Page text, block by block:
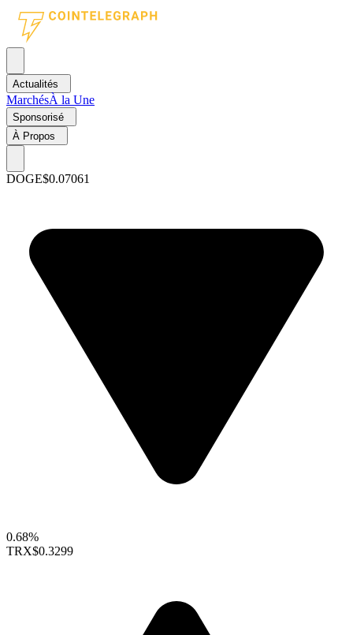
Actualités
MarchésÀ la Une
Sponsorisé
À Propos
DOGE$0.07061
0.68%
TRX$0.3299